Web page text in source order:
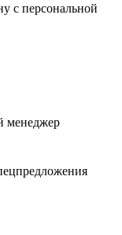
с персональной
менеджер